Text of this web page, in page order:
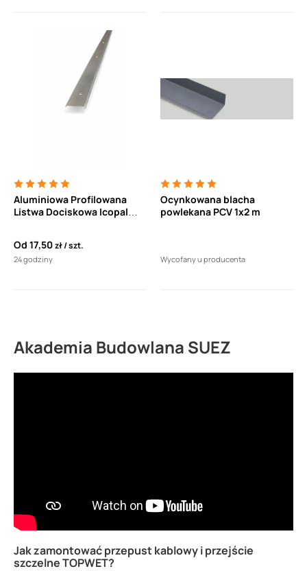
Aluminiowa Profilowana
Listwa Dociskowa Icopal
EPDM (1szt.)
Od 17,50zł szt.
24 godziny
Ocynkowana blacha
powlekana PCV 1x2 m
Wycofany u producenta
Akademia Budowlana SUEZ
Jak zamontować przepust kablowy i przejście
szczelne TOPWET?